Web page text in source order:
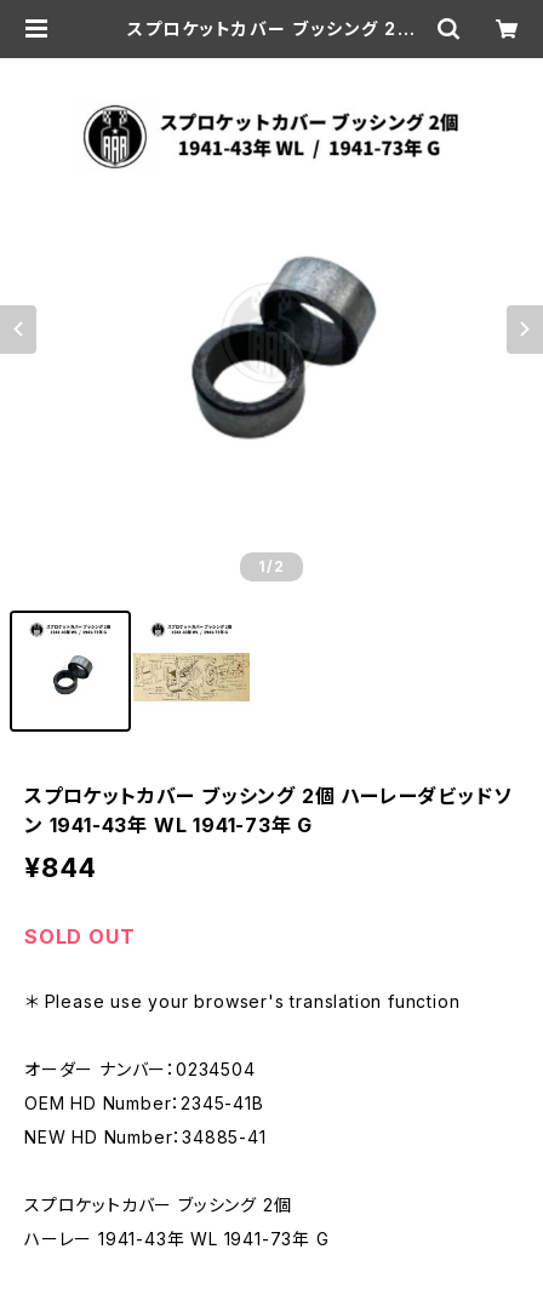
スプロケットカバー ブッシング 2個
1 /2
スプロケットカバー ブッシング 2個 ハーレーダビッドソ
ン 1941-43年 WL 1941-73年 G
¥844
SOLD OUT
＊ Please use your browser's translation function
オーダー ナンバー：0234504
OEM HD Number：2345-41B
NEW HD Number：34885-41
スプロケットカバー ブッシング 2個
ハーレー 1941-43年 WL 1941-73年 G